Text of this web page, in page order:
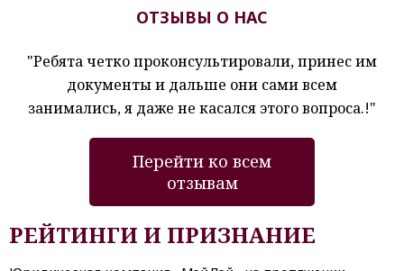
ОТЗЫВЫ О НАС
"Ребята четко проконсультировали, принес им
документы и дальше они сами всем
занимались, я даже не касался этого вопроса.!"
Перейти ко всем
отзывам
РЕЙТИНГИ И ПРИЗНАНИЕ